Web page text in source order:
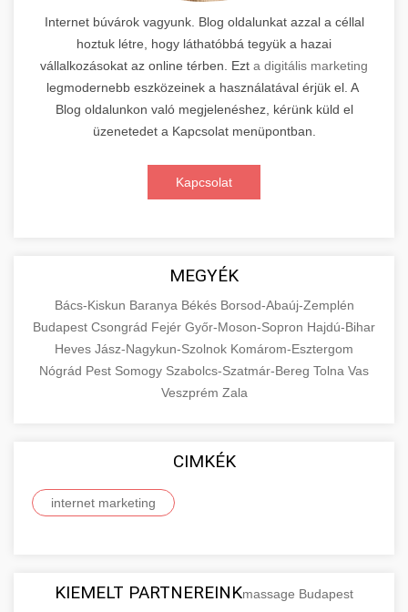
Internet búvárok vagyunk. Blog oldalunkat azzal a céllal
hoztuk létre, hogy láthatóbbá tegyük a hazai
vállalkozásokat az online térben. Ezt a digitális marketing
legmodernebb eszközeinek a használatával érjük el. A
Blog oldalunkon való megjelenéshez, kérünk küld el
üzenetedet a Kapcsolat menüpontban.
Kapcsolat
MEGYÉK
Bács-Kiskun Baranya Békés Borsod-Abaúj-Zemplén
Budapest Csongrád Fejér Győr-Moson-Sopron Hajdú-Bihar
Heves Jász-Nagykun-Szolnok Komárom-Esztergom
Nógrád Pest Somogy Szabolcs-Szatmár-Bereg Tolna Vas
Veszprém Zala
CIMKÉK
internet marketing
KIEMELT PARTNEREINKmassage Budapest